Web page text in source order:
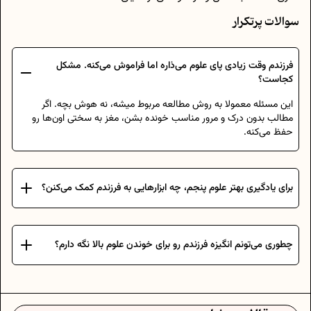
سوالات پرتکرار
فرزندم وقت زیادی پای علوم می‌ذاره اما فراموش می‌کنه. مشکل
کجاست؟
این مسئله معمولا به روش مطالعه مربوط میشه، نه هوش بچه. اگر
مطالب بدون درک و مرور مناسب خونده بشن، مغز به سختی اون‌ها رو
حفظ می‌کنه.
برای یادگیری بهتر علوم پنجم، چه ابزارهایی به فرزندم کمک می‌کنن؟
چطوری می‌تونم انگیزه فرزندم رو برای خوندن علوم بالا نگه دارم؟